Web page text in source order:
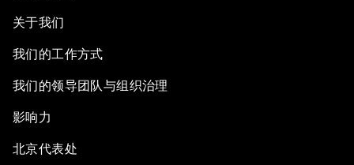
关于我们
我们的工作方式
我们的领导团队与组织治理
影响力
北京代表处